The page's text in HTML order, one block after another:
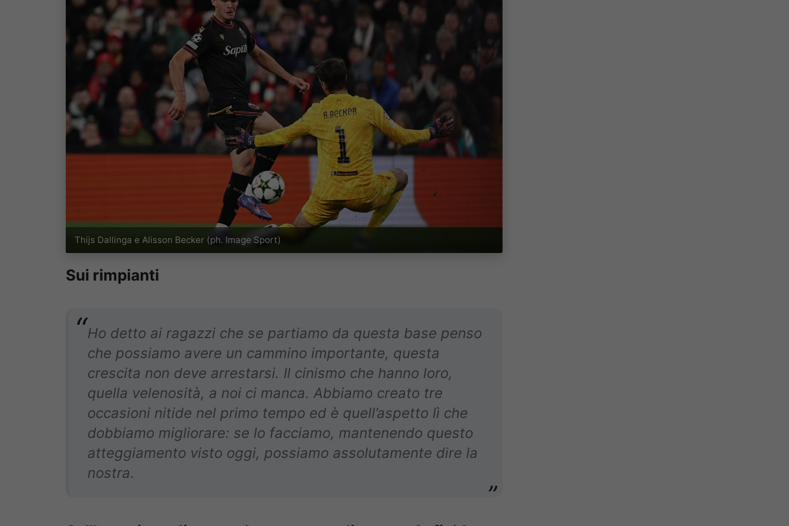
Thijs Dallinga e Alisson Becker (ph. Image Sport)
Sui rimpianti
Ho detto ai ragazzi che se partiamo da questa base penso
che possiamo avere un cammino importante, questa
crescita non deve arrestarsi. Il cinismo che hanno loro,
quella velenosità, a noi ci manca. Abbiamo creato tre
occasioni nitide nel primo tempo ed è quell’aspetto lì che
dobbiamo migliorare: se lo facciamo, mantenendo questo
atteggiamento visto oggi, possiamo assolutamente dire la
nostra.